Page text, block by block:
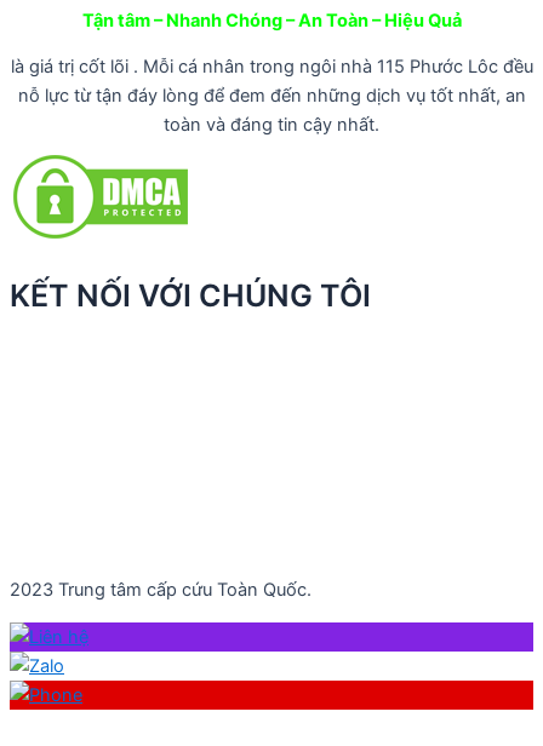
Tận tâm – Nhanh Chóng – An Toàn – Hiệu Quả
là giá trị cốt lõi . Mỗi cá nhân trong ngôi nhà 115 Phước Lôc đều
nỗ lực từ tận đáy lòng để đem đến những dịch vụ tốt nhất, an
toàn và đáng tin cậy nhất.
KẾT NỐI VỚI CHÚNG TÔI
2023 Trung tâm cấp cứu Toàn Quốc.